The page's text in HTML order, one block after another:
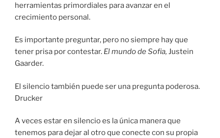
herramientas primordiales para avanzar en el
crecimiento personal.
Es importante preguntar, pero no siempre hay que
tener prisa por contestar. El mundo de Sofia, Justein
Gaarder.
El silencio también puede ser una pregunta poderosa.
Drucker
A veces estar en silencio es la única manera que
tenemos para dejar al otro que conecte con su propia